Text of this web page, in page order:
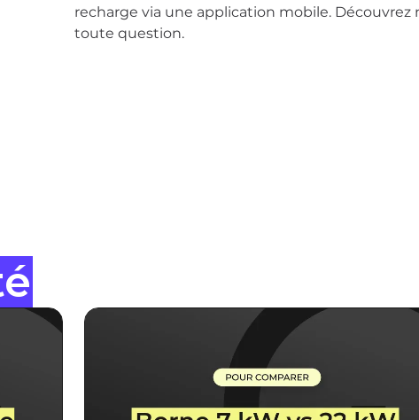
recharge via une application mobile.
toute question.